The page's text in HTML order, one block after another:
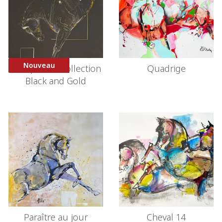
Nouveau
Croupade – Collection
Black and Gold
Quadrige
Paraître au jour
Cheval 14